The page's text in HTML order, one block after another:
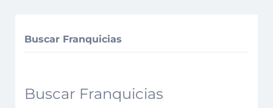
Buscar Franquicias
Buscar Franquicias